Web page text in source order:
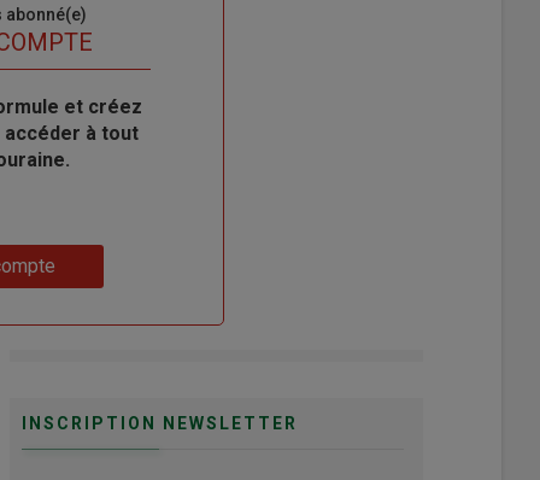
abonné(e)
et créez
à tout
INSCRIPTION NEWSLETTER